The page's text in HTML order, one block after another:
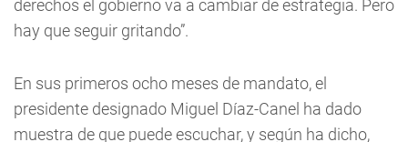
derechos el gobierno va a cambiar de estrategia. Pero
hay que seguir gritando”.
En sus primeros ocho meses de mandato, el
presidente designado Miguel Díaz-Canel ha dado
muestra de que puede escuchar, y según ha dicho,